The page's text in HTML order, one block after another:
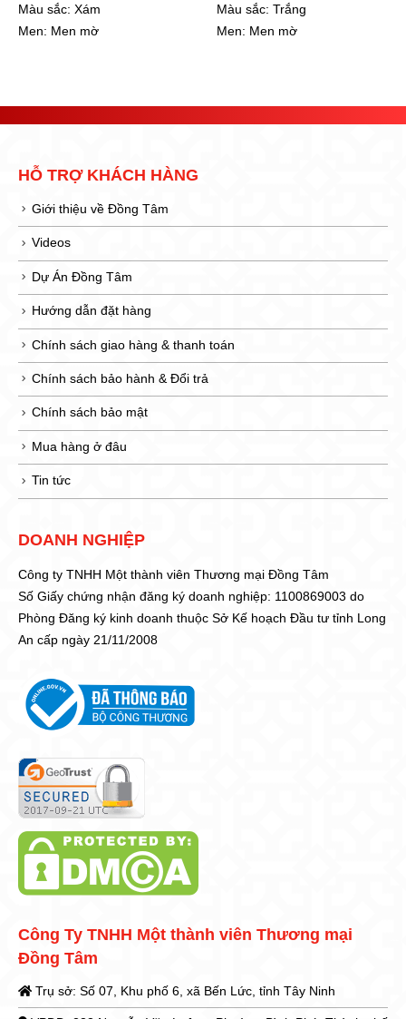
Màu sắc: Xám
Men: Men mờ
Màu sắc: Trắng
Men: Men mờ
HỖ TRỢ KHÁCH HÀNG
Giới thiệu về Đồng Tâm
Videos
Dự Án Đồng Tâm
Hướng dẫn đặt hàng
Chính sách giao hàng & thanh toán
Chính sách bảo hành & Đổi trả
Chính sách bảo mật
Mua hàng ở đâu
Tin tức
DOANH NGHIỆP
Công ty TNHH Một thành viên Thương mại Đồng Tâm
Số Giấy chứng nhận đăng ký doanh nghiệp: 1100869003 do
Phòng Đăng ký kinh doanh thuộc Sở Kế hoạch Đầu tư tỉnh Long
An cấp ngày 21/11/2008
Công Ty TNHH Một thành viên Thương mại
Đồng Tâm
Trụ sở: Số 07, Khu phố 6, xã Bến Lức, tỉnh Tây Ninh